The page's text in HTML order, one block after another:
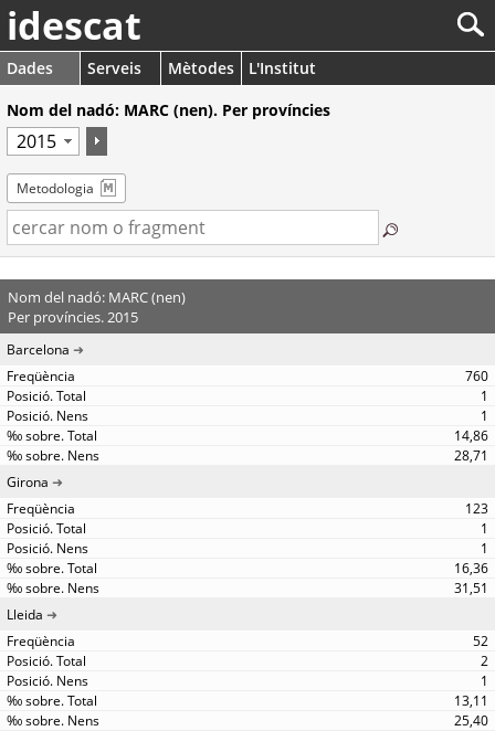
idescat
Dades Serveis Mètodes
L'Institut
Nom del nadó: MARC (nen). Per províncies
Metodologia
Nom del nadó: MARC (nen)
Per províncies. 2015
Barcelona
760
1
1
14,86
28,71
Girona
123
1
1
16,36
31,51
Lleida
52
2
1
13,11
25,40